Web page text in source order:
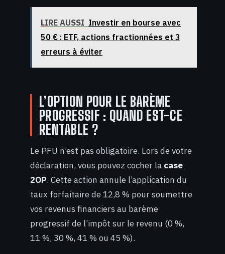
LIRE AUSSI Investir en bourse avec
50 € : ETF, actions fractionnées et 3
erreurs à éviter
L’OPTION POUR LE BARÈME
PROGRESSIF : QUAND EST-CE
RENTABLE ?
Le PFU n’est pas obligatoire. Lors de votre
déclaration, vous pouvez cocher la case
2OP. Cette action annule l’application du
taux forfaitaire de 12,8 % pour soumettre
vos revenus financiers au barème
progressif de l’impôt sur le revenu (0 %,
11 %, 30 %, 41 % ou 45 %).